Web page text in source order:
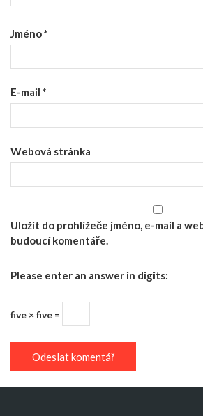
Jméno*
E-mail *
Webová stránka
Uložit do prohlížeče jméno, e-mail a
budoucí komentáře.
Please enter an answer in digits:
five × five =